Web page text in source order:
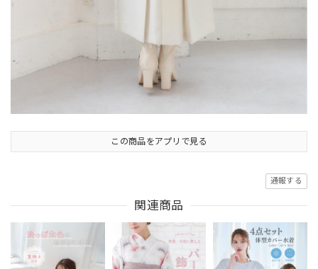
この商品をアプリで見る
通報する
関連商品